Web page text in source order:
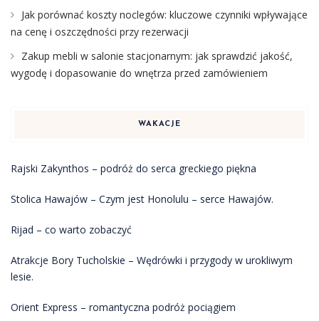
Jak porównać koszty noclegów: kluczowe czynniki wpływające
na cenę i oszczędności przy rezerwacji
Zakup mebli w salonie stacjonarnym: jak sprawdzić jakość,
wygodę i dopasowanie do wnętrza przed zamówieniem
WAKACJE
Rajski Zakynthos – podróż do serca greckiego piękna
Stolica Hawajów – Czym jest Honolulu – serce Hawajów.
Rijad – co warto zobaczyć
Atrakcje Bory Tucholskie – Wędrówki i przygody w urokliwym
lesie.
Orient Express – romantyczna podróż pociągiem